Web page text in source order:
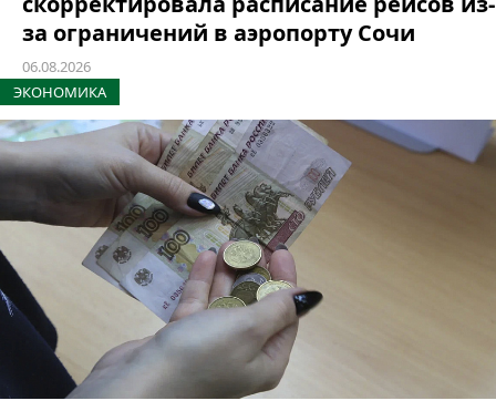
за ограничений в аэропорту Сочи
06.08.2026
ЭКОНОМИКА